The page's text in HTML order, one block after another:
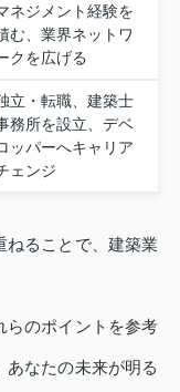
ネジメント経験を
む、業界ネットワ
クを広げる
立・転職、建築士
務所を設立、デベ
ッパーへキャリア
ェンジ
ねることで、建築業
らのポイントを参考
あなたの未来が明る